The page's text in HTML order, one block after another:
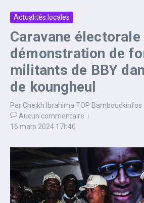
Actualités locales
Caravane électorale
démonstration de
militants de BBY
de koungheul
Par Cheikh Ibrahima TOP Bambouckinfos
Aucun commentaire
16 mars 2024 17h40